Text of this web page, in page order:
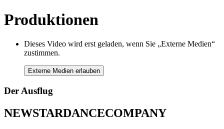
Produktionen
Dieses Video wird erst geladen, wenn Sie „Externe Medien“
zustimmen.
Externe Medien erlauben
Der Ausflug
NEWSTARDANCECOMPANY